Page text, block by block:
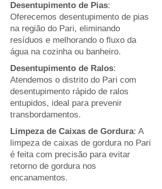
Desentupimento de Pias:
Oferecemos desentupimento de pias
na região do Pari, eliminando
resíduos e melhorando o fluxo da
água na cozinha ou banheiro.
Desentupimento de Ralos:
Atendemos o distrito do Pari com
desentupimento rápido de ralos
entupidos, ideal para prevenir
transbordamentos.
Limpeza de Caixas de Gordura: A
limpeza de caixas de gordura no Pari
é feita com precisão para evitar
retorno de gordura nos
encanamentos.